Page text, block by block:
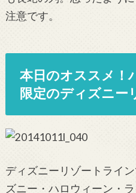
注意です。
本日のオススメ！
限定のディズニー
ディズニーリゾートライ
ズニー・ハロウィーン・ラ